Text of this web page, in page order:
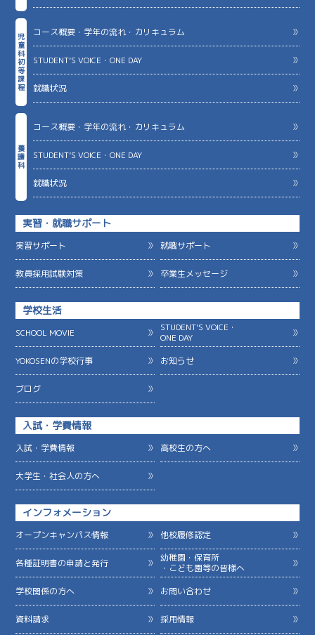
児
童
科
初
等
課
程
コース概要・学年の流れ・カリキュラム
STUDENT’S VOICE・ONE DAY
就職状況
養
護
科
コース概要・学年の流れ・カリキュラム
STUDENT’S VOICE・ONE DAY
就職状況
実習・就職サポート
実習サポート 就職サポート
教員採用試験対策 卒業生メッセージ
学校生活
SCHOOL MOVIE
STUDENT'S VOICE・
ONE DAY
YOKOSENの学校行事
お知らせ
ブログ
入試・学費情報
入試・学費情報 高校生の方へ
大学生・社会人の方へ
インフォメーション
オープンキャンパス情報 他校履修認定
各種証明書の申請と発行
幼稚園・保育所
・こども園等の皆様へ
学校関係の方へ
お問い合わせ
資料請求 採用情報